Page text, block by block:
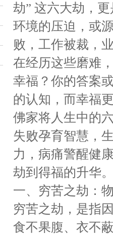
劫” 这六大劫，
环境的压迫，或
败，工作被裁，
在经历这些磨难
幸福？你的答案
的认知，而幸福
佛家将人生中的
失败孕育智慧，
力，病痛警醒健
劫到得福的升华
一、穷苦之劫：
穷苦之劫，是指
食不果腹、衣不